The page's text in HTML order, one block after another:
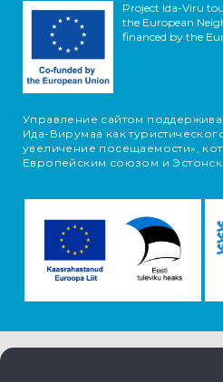
Project Ida-Viru
the European
financed by the
Управление сайтом
Ида-Вирумаа как
увеличение посещаемости»,
Европейским союзом и